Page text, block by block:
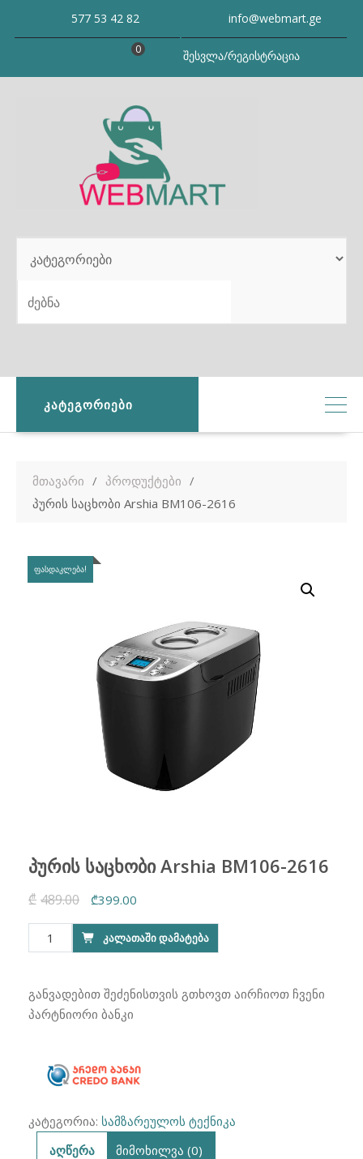
577 53 42 82 info@webmart.ge
შესვლა/რეგისტრაცია
0
SEARCH
ᲙᲐᲢᲔᲒᲝᲠᲘᲔᲑᲘ
მთავარი
პროდუქტები
პურის საცხობი Arshia BM106-2616
ᲤᲐᲡᲓᲐᲙᲚᲔᲑᲐ!
პურის საცხობი Arshia BM106-2616
₾ 489.00
Original
price
was:
₾399.00
price
is:
რაოდენობა:
პურის
Arshia
BM106-
ᲙᲐᲚᲐᲗᲐᲨᲘ ᲓᲐᲛᲐᲢᲔᲑᲐ
განვადებით შეძენისთვის გთხოვთ აირჩიოთ ჩვენი
პარტნიორი ბანკი
კატეგორია: სამზარეულოს ტექნიკა
აღწერა
მიმოხილვა (0)